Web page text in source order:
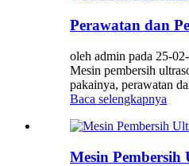
Perawatan dan
oleh admin pada 25-
Mesin pembersih
pakainya, perawatan
Baca selengkapnya
Mesin